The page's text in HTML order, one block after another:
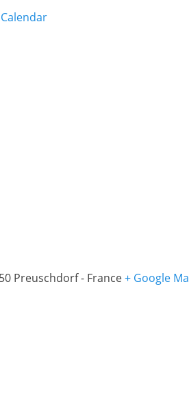
Preuschdorf- France+ Google